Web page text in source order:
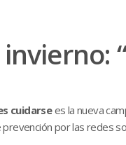
cuidarsees la nueva
por las redes